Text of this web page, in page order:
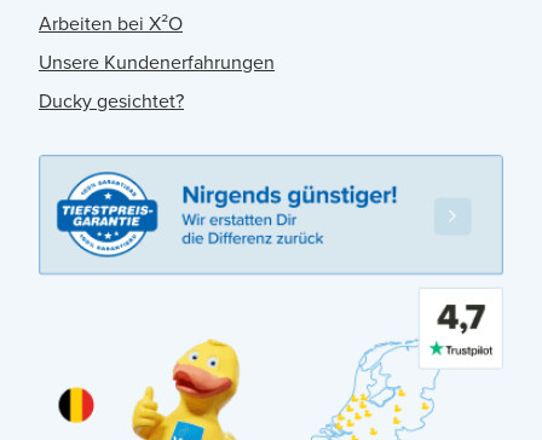
Arbeiten bei X²O
Unsere Kundenerfahrungen
Ducky gesichtet?